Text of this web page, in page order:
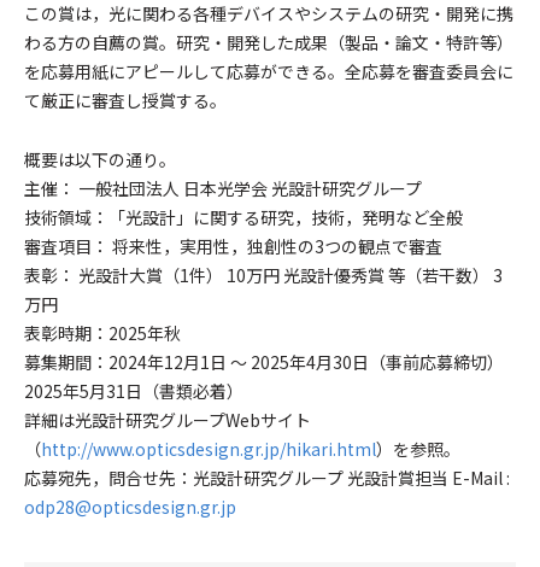
この賞は，光に関わる各種デバイスやシステムの研究・開発に携
わる方の自薦の賞。研究・開発した成果（製品・論文・特許等）
を応募用紙にアピールして応募ができる。全応募を審査委員会に
て厳正に審査し授賞する。
概要は以下の通り。
主催： 一般社団法人 日本光学会 光設計研究グループ
技術領域：「光設計」に関する研究，技術，発明など全般
審査項目： 将来性，実用性，独創性の3つの観点で審査
表彰： 光設計大賞（1件） 10万円 光設計優秀賞 等（若干数） 3
万円
表彰時期：2025年秋
募集期間：2024年12月1日 ～ 2025年4月30日（事前応募締切）
2025年5月31日（書類必着）
詳細は光設計研究グループWebサイト
（http://www.opticsdesign.gr.jp/hikari.html）を参照。
応募宛先，問合せ先：光設計研究グループ 光設計賞担当 E-Mail :
odp28@opticsdesign.gr.jp